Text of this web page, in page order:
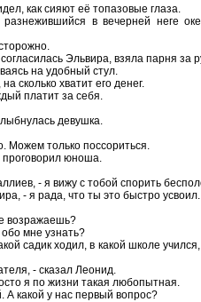
как сияют её топазовые глаза.
в вечерней неге
Эльвира, взяла парня за
на удобный стул.
сколько хватит его денег.
платит за себя.
девушка.
Можем только поссориться.
проговорил юноша.
- я вижу с тобой спорить
- я рада, что ты это быстро усвоил.
возражаешь?
мне узнать?
садик ходил, в какой школе
- сказал Леонид.
я по жизни такая любопытная.
А какой у нас первый вопрос?